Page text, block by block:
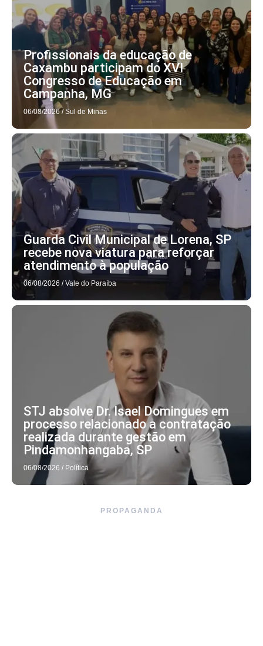
Profissionais da educação de
Caxambu participam do XVI
Congresso de Educação em
Campanha, MG
06/08/2026 / Sul de Minas
Guarda Civil Municipal de Lorena, SP
recebe nova viatura para reforçar
atendimento à população
06/08/2026 / Vale do Paraíba
STJ absolve Dr. Isael Domingues em
processo relacionado a contratação
realizada durante gestão em
Pindamonhangaba, SP
06/08/2026 / Política
PROPAGANDA